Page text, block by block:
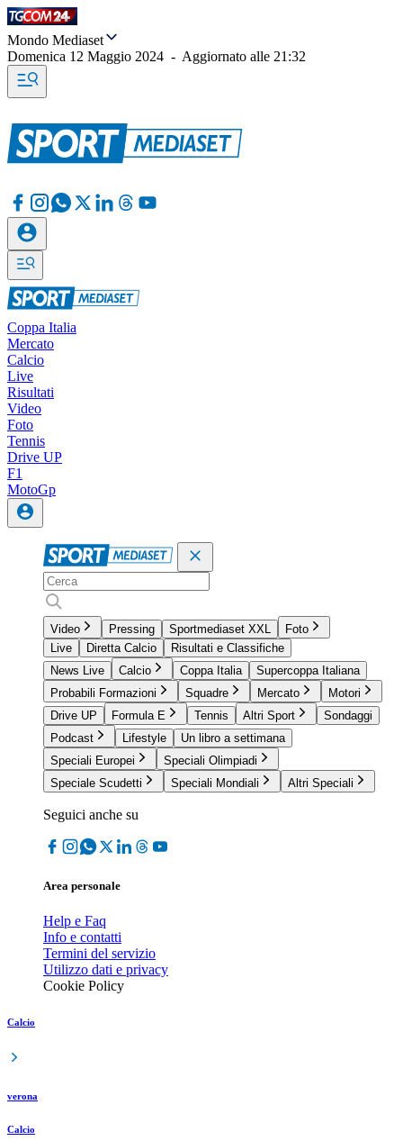
Mondo Mediaset
Domenica 12 Maggio 2024 - Aggiornato alle 21:32
Coppa Italia
Mercato
Calcio
Live
Risultati
Video
Foto
Tennis
Drive UP
F1
MotoGp
Video Pressing Sportmediaset XXL
Foto
Live
Diretta Calcio
Risultati e Classifiche
News Live
Calcio Coppa Italia
Supercoppa Italiana
Probabili Formazioni
Squadre Mercato
Motori
Drive UP
Formula E Tennis Altri Sport
Sondaggi
Podcast
Lifestyle
Un libro a settimana
Speciali Europei
Speciali Olimpiadi
Speciale Scudetti
Speciali Mondiali Altri Speciali
Seguici anche su
Area personale
Help e Faq
Info e contatti
Termini del servizio
Utilizzo dati e privacy
Cookie Policy
Calcio
verona
Calcio